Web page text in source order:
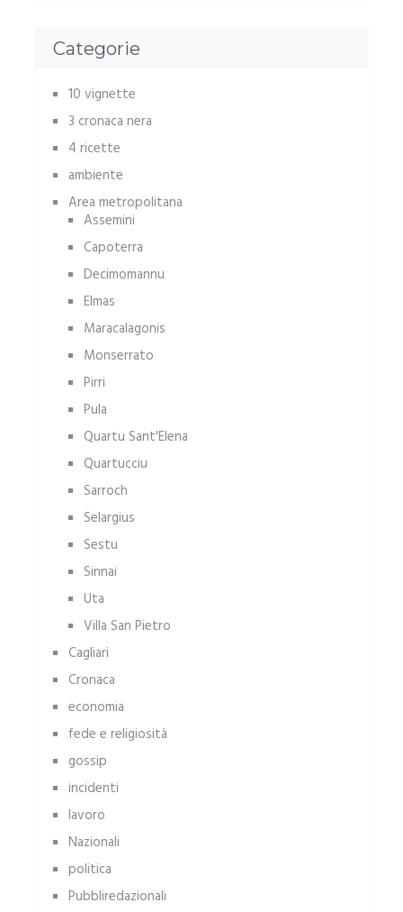
Categorie
10 vignette
3 cronaca nera
4 ricette
ambiente
Area metropolitana
Assemini
Capoterra
Decimomannu
Elmas
Maracalagonis
Monserrato
Pirri
Pula
Quartu Sant'Elena
Quartucciu
Sarroch
Selargius
Sestu
Sinnai
Uta
Villa San Pietro
Cagliari
Cronaca
economia
fede e religiosità
gossip
incidenti
lavoro
Nazionali
politica
Pubbliredazionali